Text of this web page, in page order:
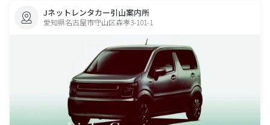
Jネットレンタカー引山案内所
愛知県名古屋市守山区森孝3-101-1